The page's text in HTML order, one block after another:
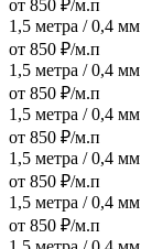
от 850 ₽/м.п
1,5 метра / 0,4 мм
от 850 ₽/м.п
1,5 метра / 0,4 мм
от 850 ₽/м.п
1,5 метра / 0,4 мм
от 850 ₽/м.п
1,5 метра / 0,4 мм
от 850 ₽/м.п
1,5 метра / 0,4 мм
от 850 ₽/м.п